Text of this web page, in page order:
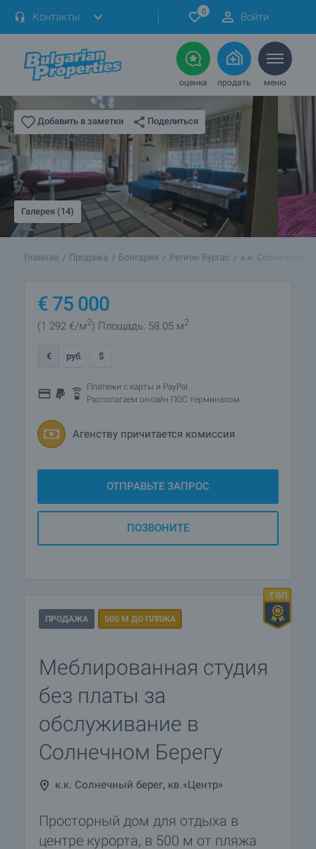
Контакты 0 Войти
оценка продать меню
Добавить в заметки Поделиться
Галерея (14)
Главная Продажа Болгария Регион Бургас к.к. Солнечный
€ 75 000
(1 292 €/м2) Площадь: 58.05 м2
€ руб. $
Платежи с карты и PayPal.
Располагаем онлайн ПОС терминалом
Агенству причитается комиссия
ОТПРАВЬТЕ ЗАПРОС
ПОЗВОНИТЕ
ПРОДАЖА 500 М ДО ПЛЯЖА
Меблированная студия
без платы за
обслуживание в
Солнечном Берегу
к.к. Солнечный берег, кв.«Центр»
Просторный дом для отдыха в
центре курорта, в 500 м от пляжа